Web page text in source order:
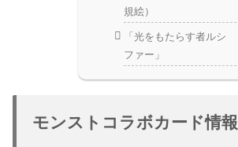
規絵）
「光をもたらす者ルシ
ファー」
モンストコラボカード情報